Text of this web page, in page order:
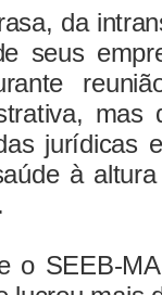
da
seus
mas
jurídicas
à
o SEEB-